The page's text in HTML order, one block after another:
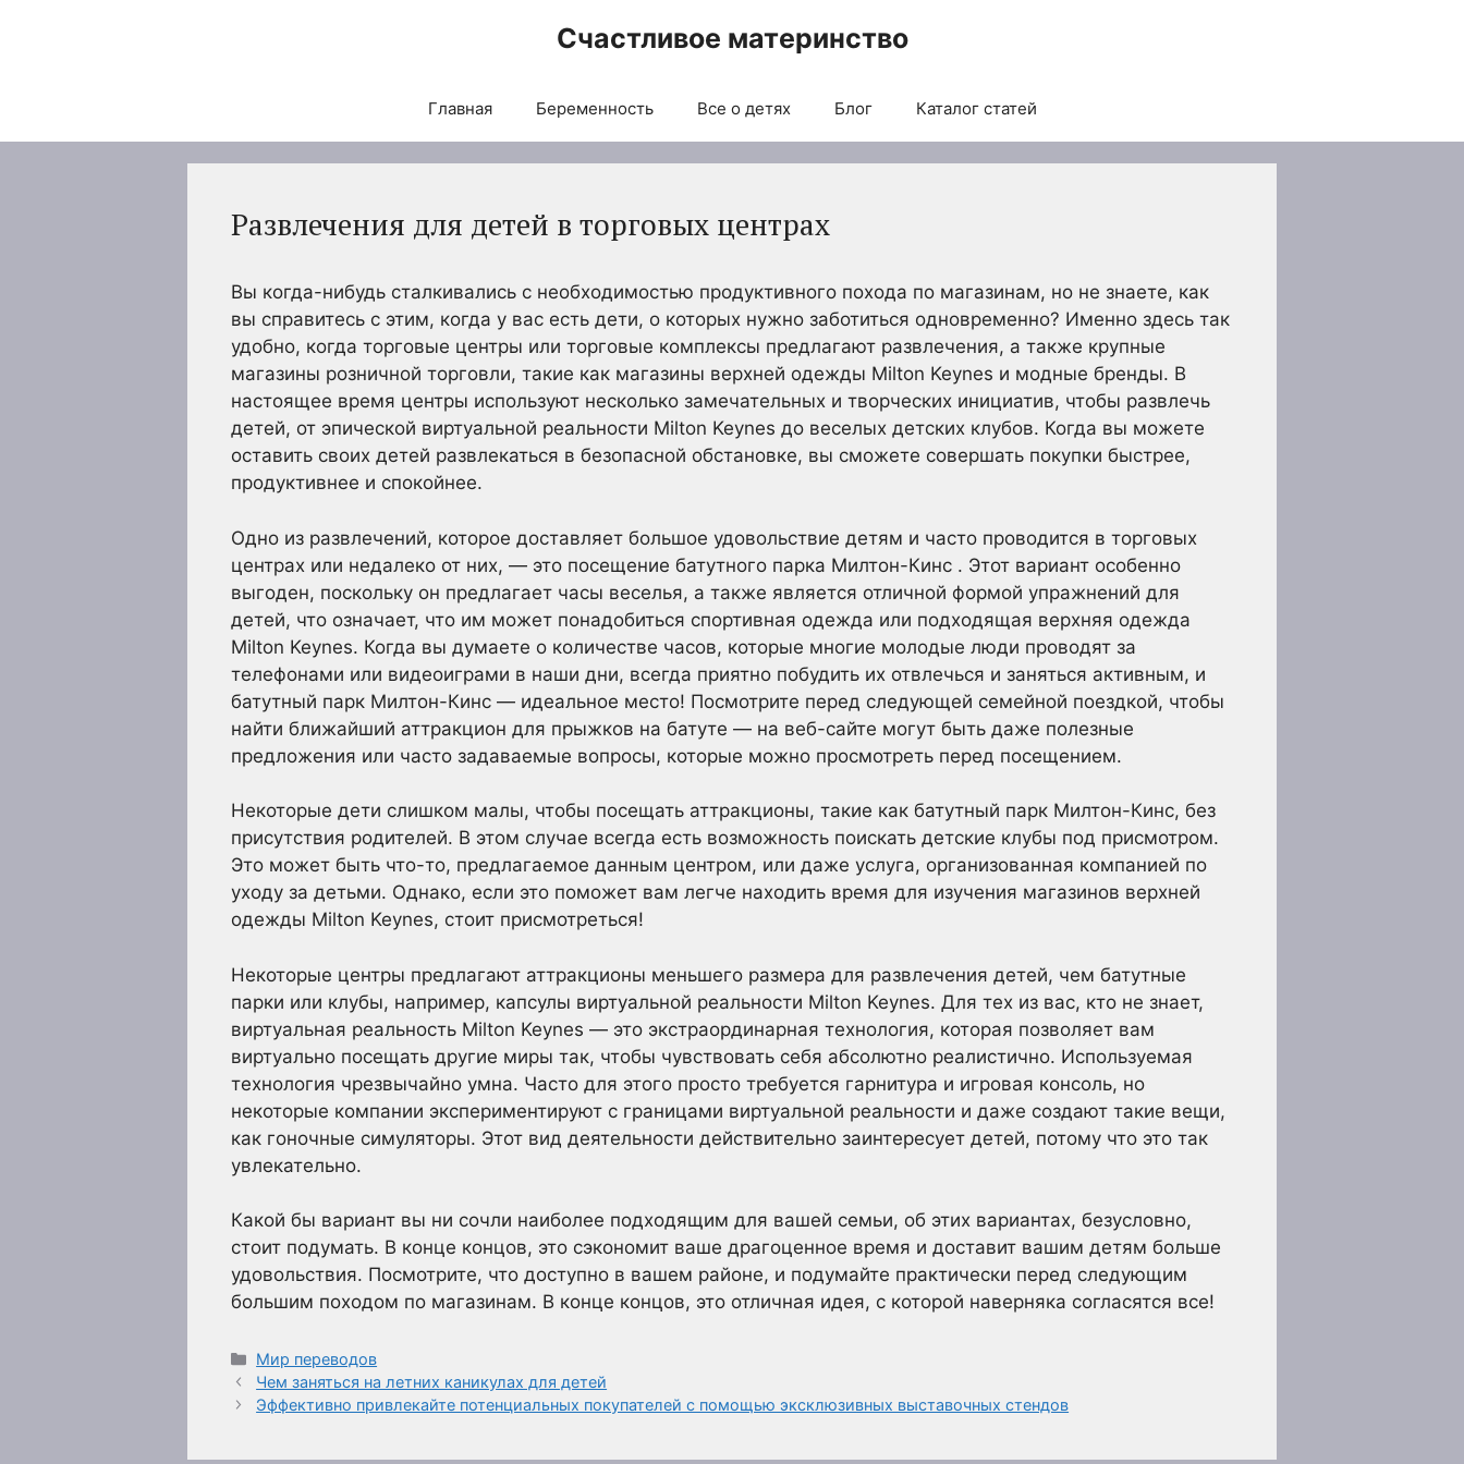
Счастливое материнство
Главная Беременность Все о детях Блог Каталог статей
Развлечения для детей в торговых центрах
Вы когда-нибудь сталкивались с необходимостью продуктивного похода по магазинам, но не знаете, как
вы справитесь с этим, когда у вас есть дети, о которых нужно заботиться одновременно? Именно здесь так
удобно, когда торговые центры или торговые комплексы предлагают развлечения, а также крупные
магазины розничной торговли, такие как магазины верхней одежды Milton Keynes и модные бренды. В
настоящее время центры используют несколько замечательных и творческих инициатив, чтобы развлечь
детей, от эпической виртуальной реальности Milton Keynes до веселых детских клубов. Когда вы можете
оставить своих детей развлекаться в безопасной обстановке, вы сможете совершать покупки быстрее,
продуктивнее и спокойнее.
Одно из развлечений, которое доставляет большое удовольствие детям и часто проводится в торговых
центрах или недалеко от них, — это посещение батутного парка Милтон-Кинс . Этот вариант особенно
выгоден, поскольку он предлагает часы веселья, а также является отличной формой упражнений для
детей, что означает, что им может понадобиться спортивная одежда или подходящая верхняя одежда
Milton Keynes. Когда вы думаете о количестве часов, которые многие молодые люди проводят за
телефонами или видеоиграми в наши дни, всегда приятно побудить их отвлечься и заняться активным, и
батутный парк Милтон-Кинс — идеальное место! Посмотрите перед следующей семейной поездкой, чтобы
найти ближайший аттракцион для прыжков на батуте — на веб-сайте могут быть даже полезные
предложения или часто задаваемые вопросы, которые можно просмотреть перед посещением.
Некоторые дети слишком малы, чтобы посещать аттракционы, такие как батутный парк Милтон-Кинс, без
присутствия родителей. В этом случае всегда есть возможность поискать детские клубы под присмотром.
Это может быть что-то, предлагаемое данным центром, или даже услуга, организованная компанией по
уходу за детьми. Однако, если это поможет вам легче находить время для изучения магазинов верхней
одежды Milton Keynes, стоит присмотреться!
Некоторые центры предлагают аттракционы меньшего размера для развлечения детей, чем батутные
парки или клубы, например, капсулы виртуальной реальности Milton Keynes. Для тех из вас, кто не знает,
виртуальная реальность Milton Keynes — это экстраординарная технология, которая позволяет вам
виртуально посещать другие миры так, чтобы чувствовать себя абсолютно реалистично. Используемая
технология чрезвычайно умна. Часто для этого просто требуется гарнитура и игровая консоль, но
некоторые компании экспериментируют с границами виртуальной реальности и даже создают такие вещи,
как гоночные симуляторы. Этот вид деятельности действительно заинтересует детей, потому что это так
увлекательно.
Какой бы вариант вы ни сочли наиболее подходящим для вашей семьи, об этих вариантах, безусловно,
стоит подумать. В конце концов, это сэкономит ваше драгоценное время и доставит вашим детям больше
удовольствия. Посмотрите, что доступно в вашем районе, и подумайте практически перед следующим
большим походом по магазинам. В конце концов, это отличная идея, с которой наверняка согласятся все!
Рубрики
Мир переводов
Чем заняться на летних каникулах для детей
Эффективно привлекайте потенциальных покупателей с помощью эксклюзивных выставочных стендов